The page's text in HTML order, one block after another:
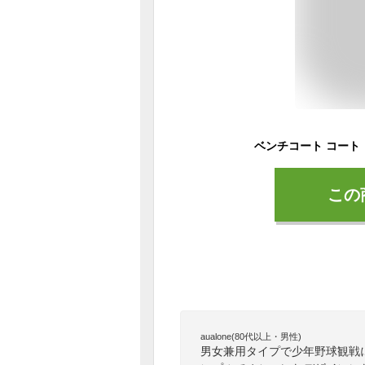
こ
aualone(80代以上・男性)
男女兼用タイプで少年野球観